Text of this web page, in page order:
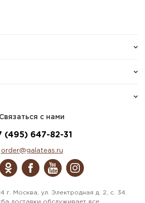
Связаться с нами
(495) 647-82-31
order@galateas.ru
г. Москва, ул. Электродная д. 2, с. 34.
доставки обслуживает все